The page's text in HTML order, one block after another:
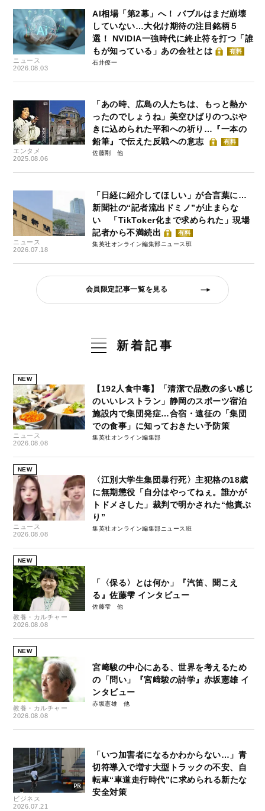
ニュース
2026.08.03
AI相場「第2幕」へ！ バブルはまだ崩壊
していない…大化け期待の注目銘柄５
選！ NVIDIA一強時代に終止符を打つ「誰
もが知っている」あの会社とは
有料
石井僚一
エンタメ
2025.08.06
「あの時、広島の人たちは、もっと熱か
ったのでしょうね」美空ひばりのつぶや
きに込められた平和への祈り…『一本の
鉛筆』で伝えた反戦への意志
有料
佐藤剛
ニュース
2026.07.18
「日経に紹介してほしい」が合言葉に…
新聞社の“記者流出ドミノ”が止まらな
い 「TikToker化まで求められた」現場
記者から不満続出
有料
集英社オンライン編集部ニュース班
会員限定記事一覧を見る
新着記事
NEW
ニュース
2026.08.08
【192人食中毒】「清潔で品数の多い感じ
のいいレストラン」静岡のスポーツ宿泊
施設内で集団発症…合宿・遠征の「集団
での食事」に知っておきたい予防策
集英社オンライン編集部
NEW
ニュース
2026.08.08
〈江別大学生集団暴行死〉主犯格の18歳
に無期懲役「自分はやってねぇ。誰かが
トドメさした」裁判で明かされた“他責ぶ
り”
集英社オンライン編集部ニュース班
NEW
教養・カルチャー
2026.08.08
「〈保る〉とは何か」『汽笛、聞こえ
る』佐藤雫 インタビュー
佐藤雫
NEW
教養・カルチャー
2026.08.08
宮﨑駿の中心にある、世界を考えるため
の「問い」『宮﨑駿の詩学』赤坂憲雄 イ
ンタビュー
赤坂憲雄
ビジネス
2026.07.21
「いつ加害者になるかわからない…」青
切符導入で増す大型トラックの不安、自
転車“車道走行時代”に求められる新たな
安全対策